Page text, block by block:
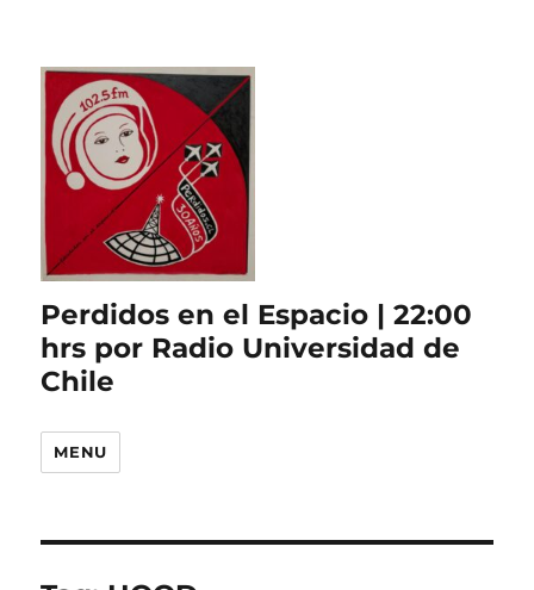
Perdidos en el Espacio | 22:00
hrs por Radio Universidad de
Chile
MENU